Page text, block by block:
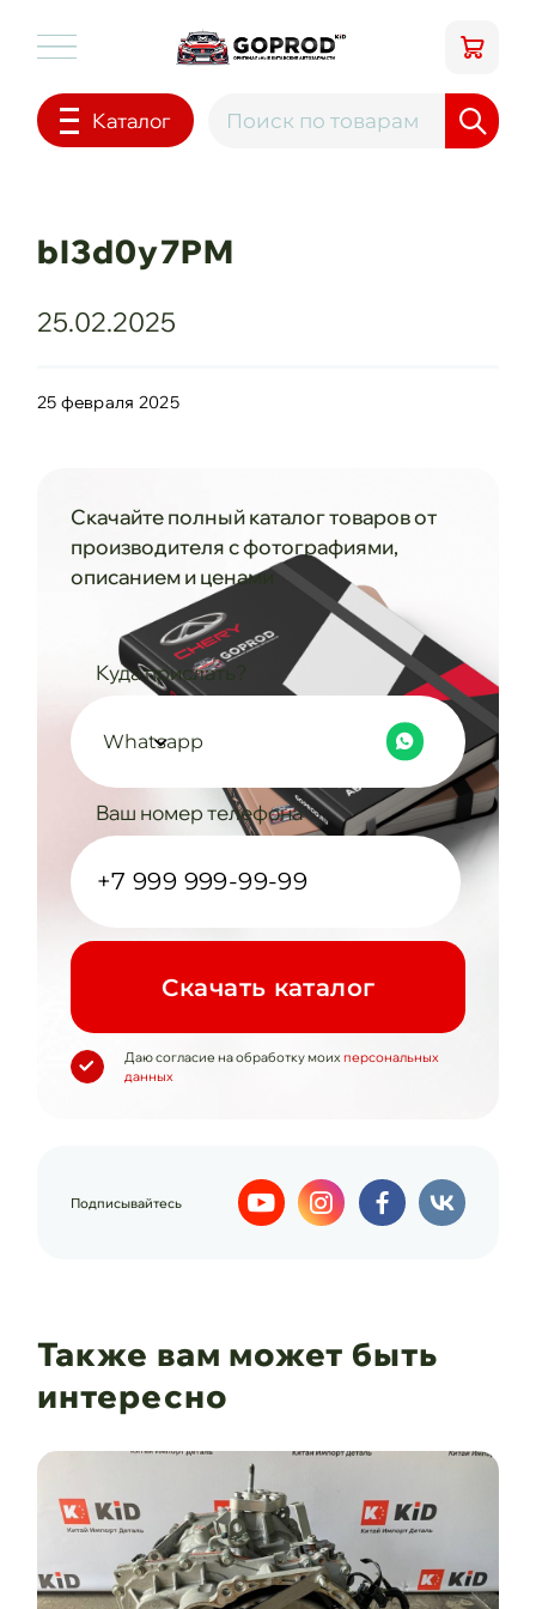
Каталог
bI3d0y7PM
25.02.2025
25 февраля 2025
Скачайте полный каталог товаров от
производителя с фотографиями,
описанием и ценами
Куда прислать?
Whatsapp
Ваш номер телефона
Cкачать каталог
Даю согласие на обработку моих персональных
данных
Подписывайтесь
Также вам может быть
интересно